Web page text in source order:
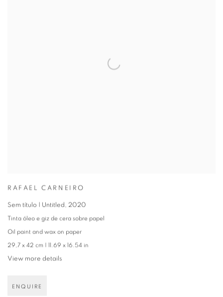
RAFAEL CARNEIRO
Sem título | Untitled, 2020
Tinta óleo e giz de cera sobre papel
Oil paint and wax on paper
29,7 x 42 cm | 11.69 x 16.54 in
View more details
ENQUIRE